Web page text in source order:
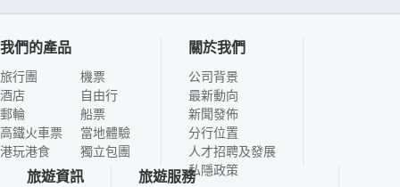
我們的產品
旅行團
酒店
郵輪
高鐵火車票
港玩港食
機票
自由行
船票
當地體驗
獨立包團
關於我們
公司背景
最新動向
新聞發佈
分行位置
人才招聘及發展
私隱政策
旅遊資訊 旅遊服務